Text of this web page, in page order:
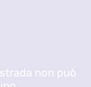
non può